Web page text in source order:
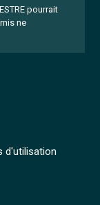
pourrait
ne
d'utilisation